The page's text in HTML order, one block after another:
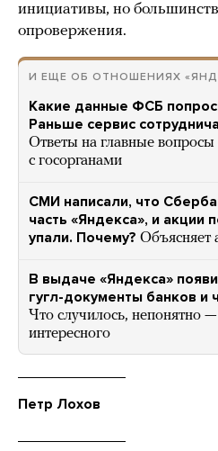
инициативы, но
опровержения.
И ЕЩЕ ОБ ОТНОШЕНИЯХ
Какие данные ФСБ
Раньше сервис
Ответы на главные вопросы
с госорганами
СМИ написали, что
часть «Яндекса», и акции
упали. Почему? Объясняет
В выдаче «Яндекса»
гугл-документы банков и
Что случилось, непонятно
интересного
Петр Лохов